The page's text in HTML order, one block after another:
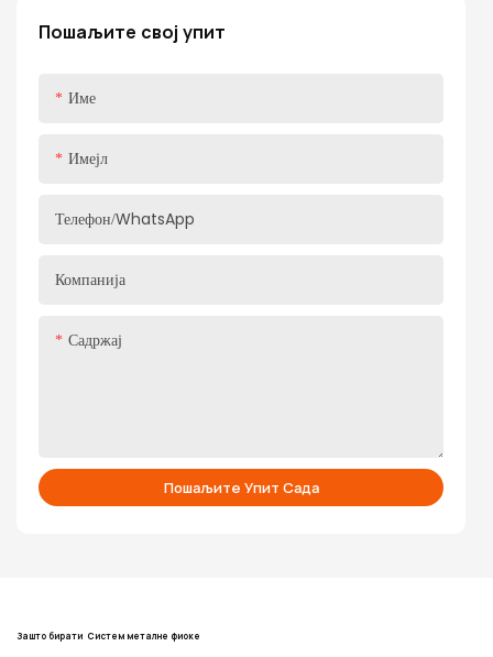
Пошаљите свој упит
Име
Имејл
Телефон/WhatsApp
Компанија
Садржај
Пошаљите Упит Сада
помаже вашем бољем животу
Зашто бирати Систем металне фиоке